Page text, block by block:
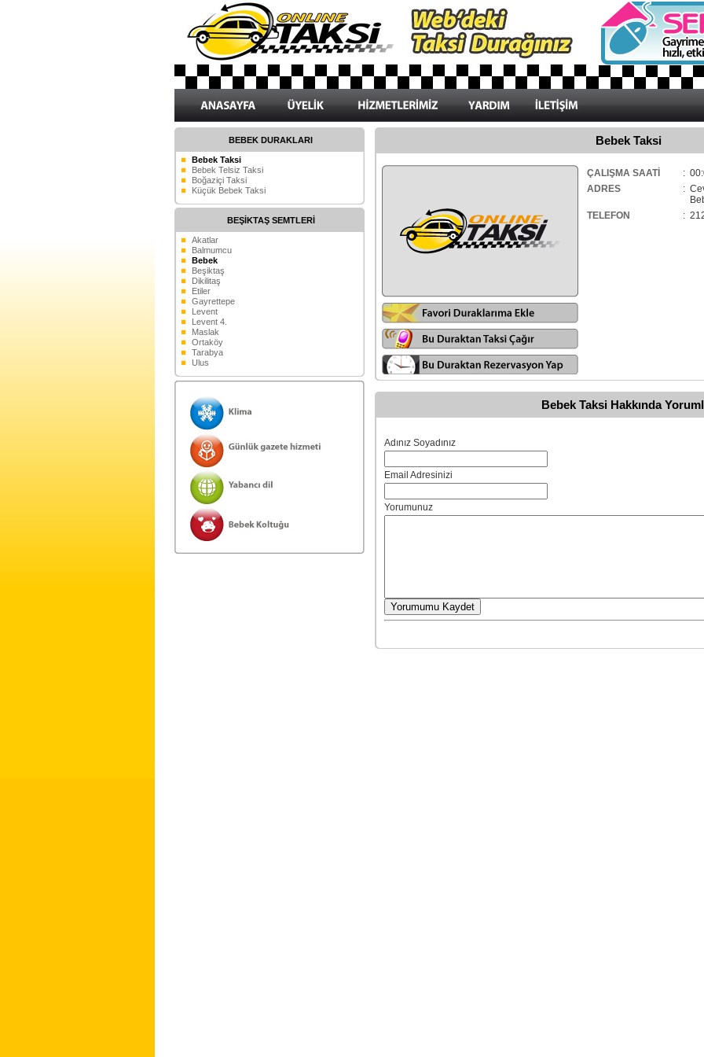
BEBEK DURAKLARI
Bebek Taksi
Bebek Telsiz Taksi
Boğaziçi Taksi
Küçük Bebek Taksi
BEŞİKTAŞ SEMTLERİ
Akatlar
Balmumcu
Bebek
Beşiktaş
Dikilitaş
Etiler
Gayrettepe
Levent
Levent 4.
Maslak
Ortaköy
Tarabya
Ulus
Bebek Taksi
ÇALIŞMA SAATİ
:
ADRES
:
TELEFON
:
Bebek Taksi Hakkında
Adınız Soyadınız
Email Adresinizi
Yorumunuz